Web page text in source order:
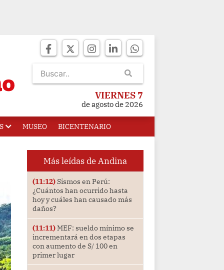
VIERNES 7
de agosto de 2026
MUSEO BICENTENARIO
Más leídas de Andina
(11:12)Sismos en Perú:
¿Cuántos han ocurrido hasta
hoy y cuáles han causado más
daños?
(11:11)MEF: sueldo mínimo se
incrementará en dos etapas
con aumento de S/ 100 en
primer lugar